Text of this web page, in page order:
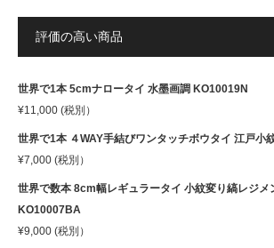
評価の高い商品
世界で1本 5cmナロータイ 水墨画調 KO10019N
¥11,000 (税別）
世界で1本 ４WAY手結びワンタッチボウタイ 江戸小
¥7,000 (税別）
世界で数本 8cm幅レギュラータイ 小紋変り縞レジメ
KO10007BA
¥9,000 (税別）